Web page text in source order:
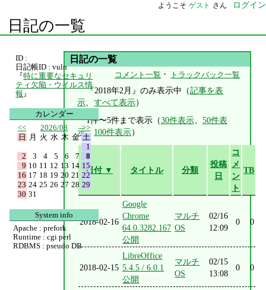
ようこそ ゲスト さん ログイン
日記の一覧
日記の一覧
コメント一覧 ・ トラックバック一覧
『2018年2月』のみ表示中（記事を表
示、すべて表示）
1件〜5件まで表示（30件表示、 50件表
示、 100件表示）
日付 ▼ タイトル 分類
投稿
日
コ
メ
ン
ト
TB
2018-02-16
Google
Chrome
64.0.3282.167
公開
マルチ
OS
02/16
12:09
0 0
2018-02-15
LibreOffice
5.4.5 / 6.0.1
公開
マルチ
OS
02/15
13:08
0 0
ID :
日記帳ID : vuln
『特に重要なセキュリ
ティ欠陥・ウイルス情
報 』
カレンダー
<<
2026/08
>>
日
月 火 水 木 金 土
1
2
3 4 5 6 7
8
9 10 11 12 13 14 15
16 17 18 19 20 21 22
23 24 25 26 27 28 29
30 31
System info
Apache : prefork
Runtime : cgi perl
RDBMS : pseudo DB